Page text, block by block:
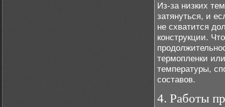
Из-за низких
затянуться, и
не схватится
конструкции.
термопленки
температуры,
составов.
4. Работы